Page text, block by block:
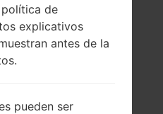
de
explicativos
antes de la
pueden ser